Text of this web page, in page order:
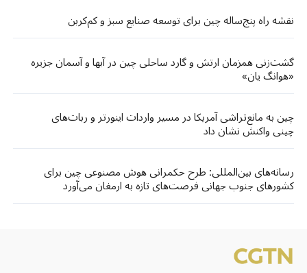
نقشه راه پنج‌ساله چین برای توسعه صنایع سبز و کم‌کربن
گشت‌زنی‌ همزمان ارتش و گارد ساحلی چین در آبها و آسمان جزیره
«هوانگ‌ یان»
چین به مانع‌تراشی آمریکا در مسیر واردات اینورتر و ربات‌های
چینی واکنش نشان داد
رسانه‌های بین‌المللی: طرح حکمرانی هوش مصنوعی چین برای
کشورهای جنوب جهانی فرصت‌های تازه‌ به ارمغان می‌آورد